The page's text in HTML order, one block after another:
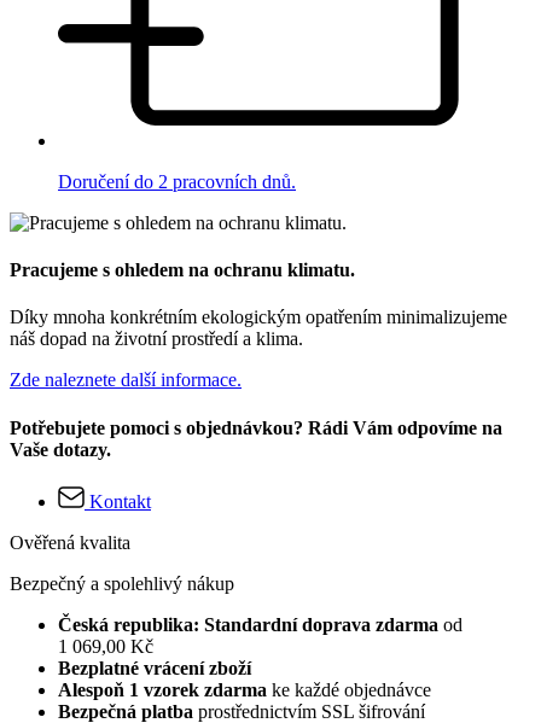
Doručení do 2 pracovních dnů.
Pracujeme s ohledem na ochranu klimatu.
Díky mnoha konkrétním ekologickým opatřením minimalizujeme
náš dopad na životní prostředí a klima.
Zde naleznete další informace.
Potřebujete pomoci s objednávkou? Rádi Vám odpovíme na
Vaše dotazy.
Kontakt
Ověřená kvalita
Bezpečný a spolehlivý nákup
Česká republika: Standardní doprava zdarma od
1 069,00 Kč
Bezplatné vrácení zboží
Alespoň 1 vzorek zdarma ke každé objednávce
Bezpečná platba prostřednictvím SSL šifrování